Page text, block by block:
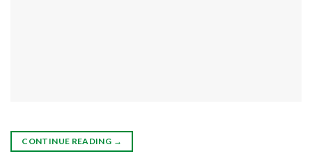
CONTINUE READING →